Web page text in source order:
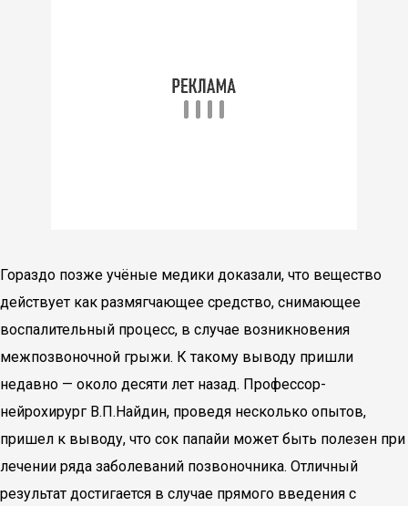
Гораздо позже учёные медики доказали, что вещество
действует как размягчающее средство, снимающее
воспалительный процесс, в случае возникновения
межпозвоночной грыжи. К такому выводу пришли
недавно — около десяти лет назад. Профессор-
нейрохирург В.П.Найдин, проведя несколько опытов,
пришел к выводу, что сок папайи может быть полезен при
лечении ряда заболеваний позвоночника. Отличный
результат достигается в случае прямого введения с